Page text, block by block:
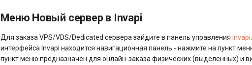
Меню Новый сервер в Invapi
Для заказа VPS/VDS/Dedicated сервера зайдите в панель управления Invapi
интерфейса Invapi находится навигационная панель - нажмите на пункт
пункт меню предназначен для онлайн-заказа физических (выделенных) и